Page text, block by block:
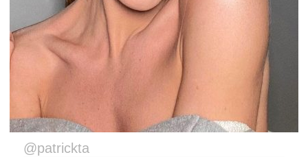
@patrickta